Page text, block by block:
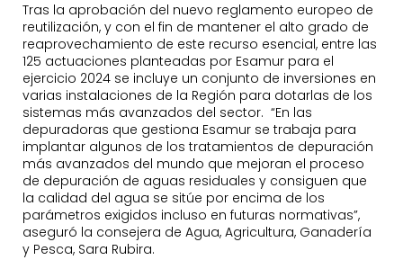
Tras la aprobación del nuevo reglamento europeo de
reutilización, y con el fin de mantener el alto grado de
reaprovechamiento de este recurso esencial, entre las
125 actuaciones planteadas por Esamur para el
ejercicio 2024 se incluye un conjunto de inversiones en
varias instalaciones de la Región para dotarlas de los
sistemas más avanzados del sector. “En las
depuradoras que gestiona Esamur se trabaja para
implantar algunos de los tratamientos de depuración
más avanzados del mundo que mejoran el proceso
de depuración de aguas residuales y consiguen que
la calidad del agua se sitúe por encima de los
parámetros exigidos incluso en futuras normativas”,
aseguró la consejera de Agua, Agricultura, Ganadería
y Pesca, Sara Rubira.